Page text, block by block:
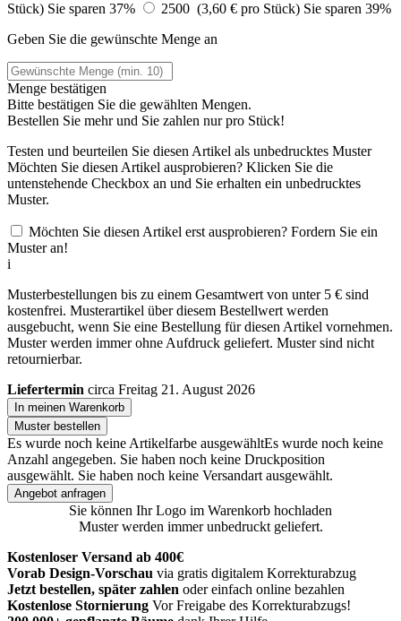
Stück) Sie sparen 37% 2500 (3,60 € pro Stück) Sie sparen 39%
Geben Sie die gewünschte Menge an
Menge bestätigen
Bitte bestätigen Sie die gewählten Mengen.
Bestellen Sie mehr und Sie zahlen nurpro Stück!
Testen und beurteilen Sie diesen Artikel als unbedrucktes Muster
Möchten Sie diesen Artikel ausprobieren? Klicken Sie die
untenstehende Checkbox an und Sie erhalten ein unbedrucktes
Muster.
Möchten Sie diesen Artikel erst ausprobieren? Fordern Sie ein
Muster an!
i
Musterbestellungen bis zu einem Gesamtwert von unter 5 € sind
kostenfrei. Musterartikel über diesem Bestellwert werden
ausgebucht, wenn Sie eine Bestellung für diesen Artikel vornehmen.
Muster werden immer ohne Aufdruck geliefert. Muster sind nicht
retournierbar.
Liefertermin circa Freitag 21. August 2026
In meinen Warenkorb
Muster bestellen
Es wurde noch keine Artikelfarbe ausgewähltEs wurde noch keine
Anzahl angegeben. Sie haben noch keine Druckposition
ausgewählt. Sie haben noch keine Versandart ausgewählt.
Angebot anfragen
Sie können Ihr Logo im Warenkorb hochladen
Muster werden immer unbedruckt geliefert.
Kostenloser Versand ab 400€
Vorab Design-Vorschau via gratis digitalem Korrekturabzug
Jetzt bestellen, später zahlen oder einfach online bezahlen
Kostenlose Stornierung Vor Freigabe des Korrekturabzugs!